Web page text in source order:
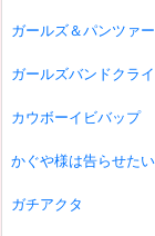
ガールズ＆パンツァー
ガールズバンドクライ
カウボーイビバップ
かぐや様は告らせたい
ガチアクタ